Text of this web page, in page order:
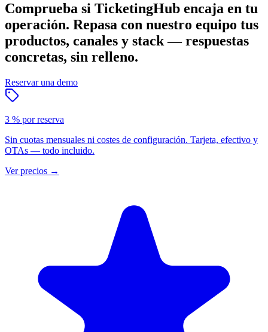
Comprueba si TicketingHub encaja en tu
operación. Repasa con nuestro equipo tus
productos, canales y stack — respuestas
concretas, sin relleno.
Reservar una demo
3 % por reserva
Sin cuotas mensuales ni costes de configuración. Tarjeta, efectivo y
OTAs — todo incluido.
Ver precios →